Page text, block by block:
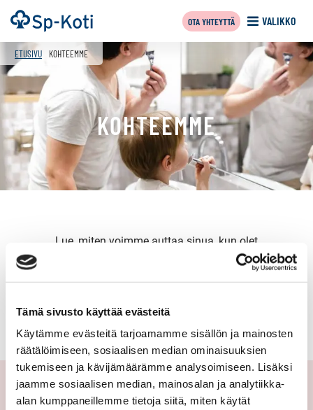
Tämä sivusto käyttää evästeitä
Käytämme evästeitä tarjoamamme sisällön ja mainosten
räätälöimiseen, sosiaalisen median ominaisuuksien
tukemiseen ja kävijämäärämme analysoimiseen. Lisäksi
jaamme sosiaalisen median, mainosalan ja analytiikka-
alan kumppaneillemme tietoja siitä, miten käytät
Siirry
sisältöön
Etusivu VALIKKO
OTA YHTEYTTÄ
ETUSIVU KOHTEEMME
KOHTEEMME
Lue, miten voimme auttaa sinua, kun olet
myymässä
tai haluat tehdä